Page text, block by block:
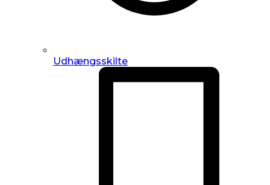
Udhængsskilte